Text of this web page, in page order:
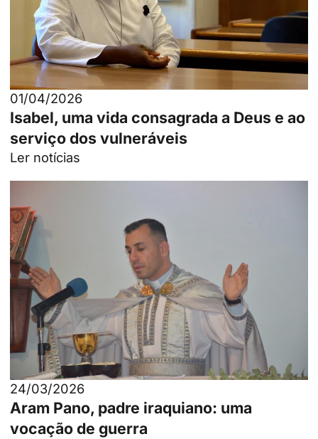
01/04/2026
Isabel, uma vida consagrada a Deus e ao
serviço dos vulneráveis
Ler notícias
24/03/2026
Aram Pano, padre iraquiano: uma
vocação de guerra